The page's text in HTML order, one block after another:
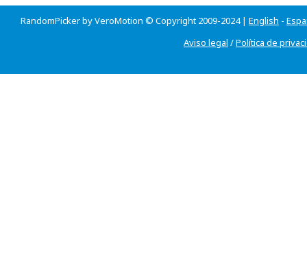
RandomPicker by VeroMotion © Copyright 2009-2024 | English -
Aviso legal /Política de